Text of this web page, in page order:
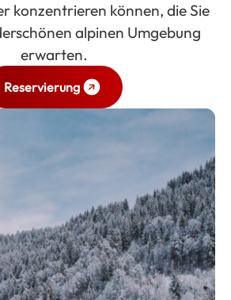
konzentrieren können, die Sie
alpinen Umgebung
erwarten.
Reservierung